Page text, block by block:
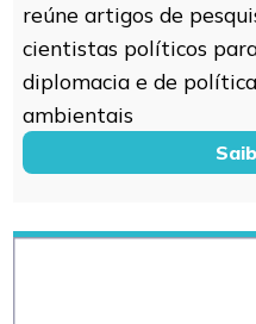
reúne artigos de
cientistas políticos
diplomacia e de
ambientais